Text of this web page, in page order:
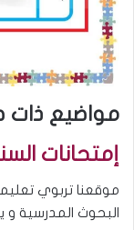
مواضيع ذات
إمتحانات
موقعنا تربوي
البحوث المدرسية و